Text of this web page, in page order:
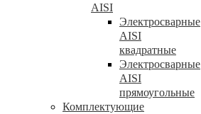
AISI
Электросварные
AISI
квадратные
Электросварные
AISI
прямоугольные
Комплектующие